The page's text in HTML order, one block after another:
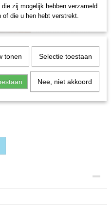
Ø70
btw 21%)
zij mogelijk hebben verzameld
of die u hen hebt verstrekt.
tonen Selectie toestaan
Nee, niet akkoord